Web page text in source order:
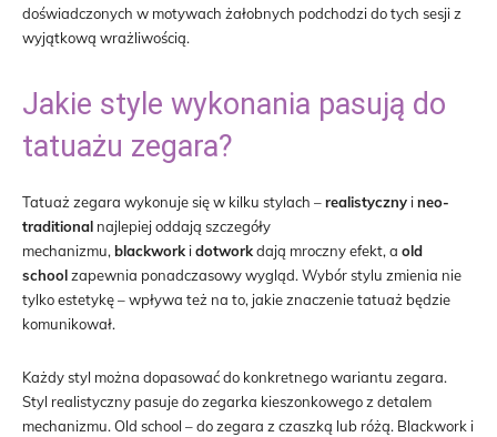
doświadczonych w motywach żałobnych podchodzi do tych sesji z
wyjątkową wrażliwością.
Jakie style wykonania pasują do
tatuażu zegara?
Tatuaż zegara wykonuje się w kilku stylach –realistyczny ineo-
traditional najlepiej oddają szczegóły
mechanizmu,blackwork idotworkdają mroczny efekt, a old
schoolzapewnia ponadczasowy wygląd. Wybór stylu zmienia nie
tylko estetykę – wpływa też na to, jakie znaczenie tatuaż będzie
komunikował.
Każdy styl można dopasować do konkretnego wariantu zegara.
Styl realistyczny pasuje do zegarka kieszonkowego z detalem
mechanizmu. Old school – do zegara z czaszką lub różą. Blackwork i